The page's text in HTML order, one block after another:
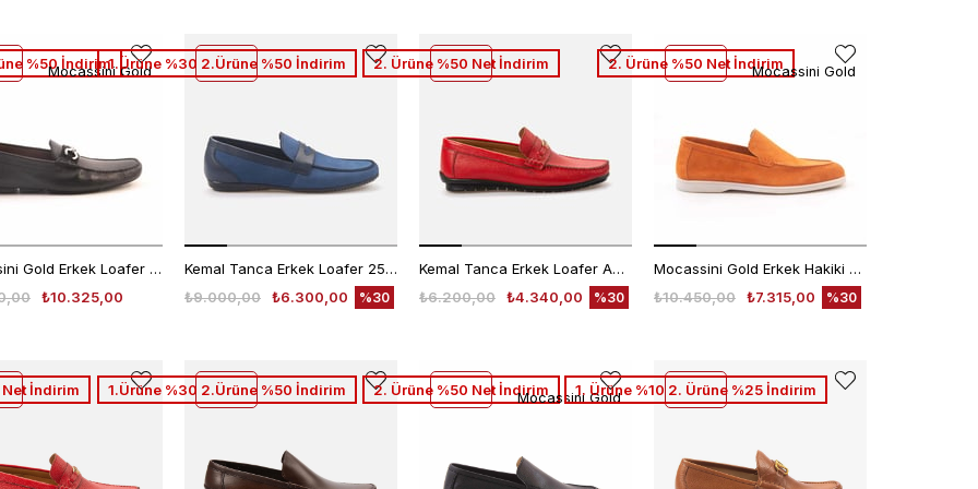
Mocassini Gold Erkek Loafer 60863
₺10.325,00
%50 İndirim
Mocassini Gold
Kemal Tanca Erkek Loafer 255-1
₺6.300,00
₺9.000,00 %30
1.Ürüne %30 2.Ürüne %50 İndirim
Kemal Tanca Erkek Loafer A8202
₺4.340,00
₺6.200,00 %30
2. Ürüne %50 Net İndirim
Mocassini Gold Erkek Hakiki Deri Eva Taban Turuncu Süet Loafer Konforlu Ayakkabı
₺7.315,00
₺10.450,00 %30
2. Ürüne %50 Net İndirimMocassini Gold
İndirim 1.Ürüne %30 2.Ürüne %50 İndirim 2. Ürüne %50 Net İndirimMocassini Gold1. Ürüne %10 2. Ürüne %25 İndirim